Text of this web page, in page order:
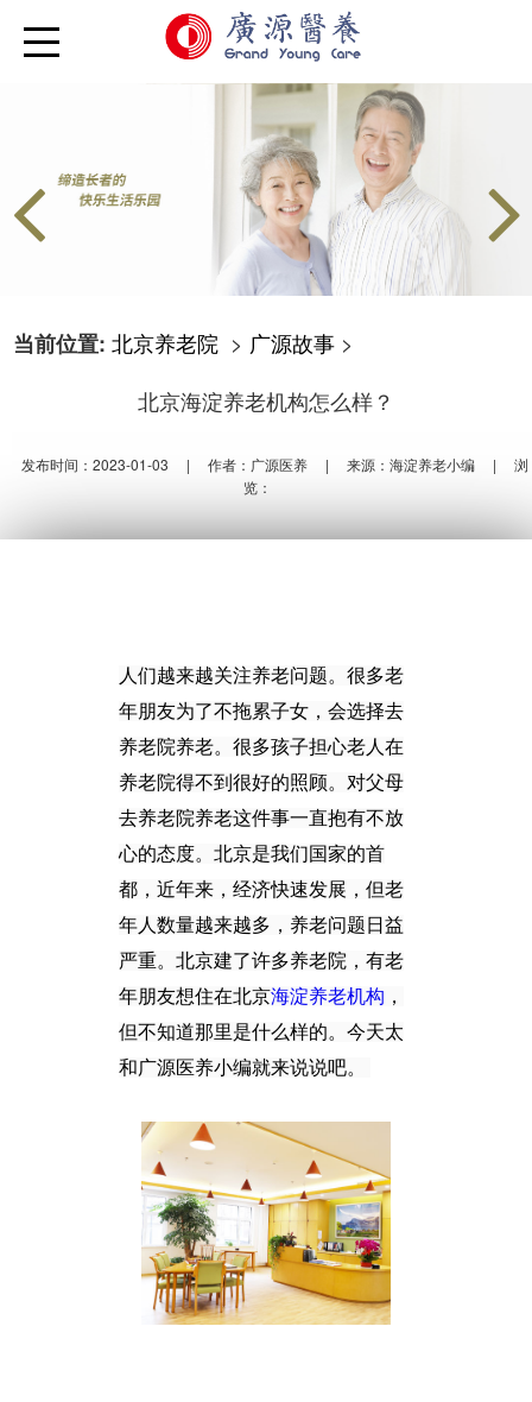
当前位置: 北京养老院 > 广源故事 >
北京海淀养老机构怎么样？
发布时间：2023-01-03 | 作者：广源医养 | 来源：海淀养老小编 |
浏
览：
人们越来越关注养老问题。很多老
年朋友为了不拖累子女，会选择去
养老院养老。很多孩子担心老人在
养老院得不到很好的照顾。对父母
去养老院养老这件事一直抱有不放
心的态度。北京是我们国家的首
都，近年来，经济快速发展，但老
年人数量越来越多，养老问题日益
严重。北京建了许多养老院，有老
年朋友想住在北京海淀养老机构 ，
但不知道那里是什么样的。今天太
和广源医养小编就来说说吧。